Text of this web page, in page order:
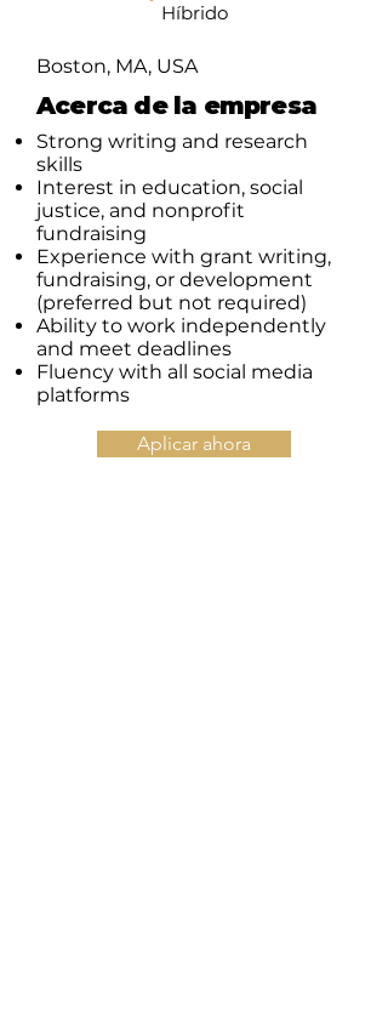
Híbrido
Boston, MA, USA
Acerca de la empresa
Strong writing and research
skills
Interest in education, social
justice, and nonprofit
fundraising
Experience with grant writing,
fundraising, or development
(preferred but not required)
Ability to work independently
and meet deadlines
Fluency with all social media
platforms
Aplicar ahora